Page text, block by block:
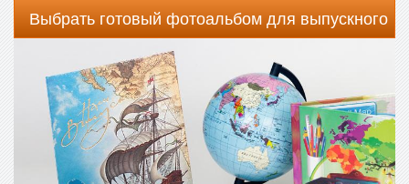
Выбрать готовый фотоальбом для выпускного